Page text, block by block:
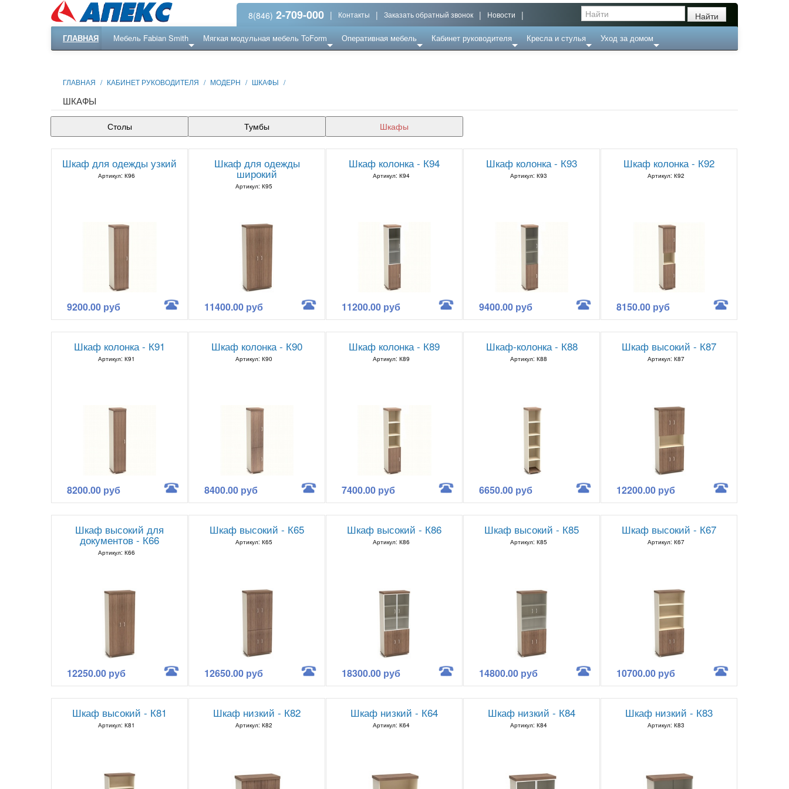
8(846) 2-709-000 | Контакты | Заказать обратный звонок | Новости |
ГЛАВНАЯ Мебель Fabian Smith Мягкая модульная мебель ToForm Оперативная мебель Кабинет руководителя Кресла и стулья Уход за домом
ГЛАВНАЯ / КАБИНЕТ РУКОВОДИТЕЛЯ / МОДЕРН / ШКАФЫ /
ШКАФЫ
Столы Тумбы Шкафы
Шкаф для одежды узкий
Артикул: К96
9200.00 руб
Шкаф для одежды
широкий
Артикул: К95
11400.00 руб
Шкаф колонка - К94
Артикул: К94
11200.00 руб
Шкаф колонка - К93
Артикул: К93
9400.00 руб
Шкаф колонка - К92
Артикул: К92
8150.00 руб
Шкаф колонка - К91
Артикул: К91
8200.00 руб
Шкаф колонка - К90
Артикул: К90
8400.00 руб
Шкаф колонка - К89
Артикул: К89
7400.00 руб
Шкаф-колонка - К88
Артикул: К88
6650.00 руб
Шкаф высокий - К87
Артикул: К87
12200.00 руб
Шкаф высокий для
документов - К66
Артикул: К66
12250.00 руб
Шкаф высокий - К65
Артикул: К65
12650.00 руб
Шкаф высокий - К86
Артикул: К86
18300.00 руб
Шкаф высокий - К85
Артикул: К85
14800.00 руб
Шкаф высокий - К67
Артикул: К67
10700.00 руб
Шкаф высокий - К81
Артикул: К81
Шкаф низкий - К82
Артикул: К82
Шкаф низкий - К64
Артикул: К64
Шкаф низкий - К84
Артикул: К84
Шкаф низкий - К83
Артикул: К83